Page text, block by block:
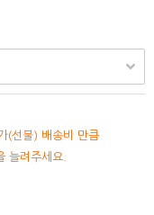
(선불) 배송비 만큼
늘려주세요.